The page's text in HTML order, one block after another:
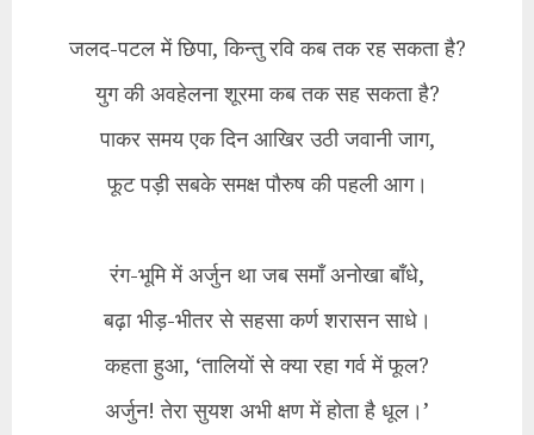
जलद-पटल में छिपा, किन्तु रवि कब तक रह सकता है?
युग की अवहेलना शूरमा कब तक सह सकता है?
पाकर समय एक दिन आखिर उठी जवानी जाग,
फूट पड़ी सबके समक्ष पौरुष की पहली आग।
रंग-भूमि में अर्जुन था जब समाँ अनोखा बाँधे,
बढ़ा भीड़-भीतर से सहसा कर्ण शरासन साधे।
कहता हुआ, ‘तालियों से क्या रहा गर्व में फूल?
अर्जुन! तेरा सुयश अभी क्षण में होता है धूल।’